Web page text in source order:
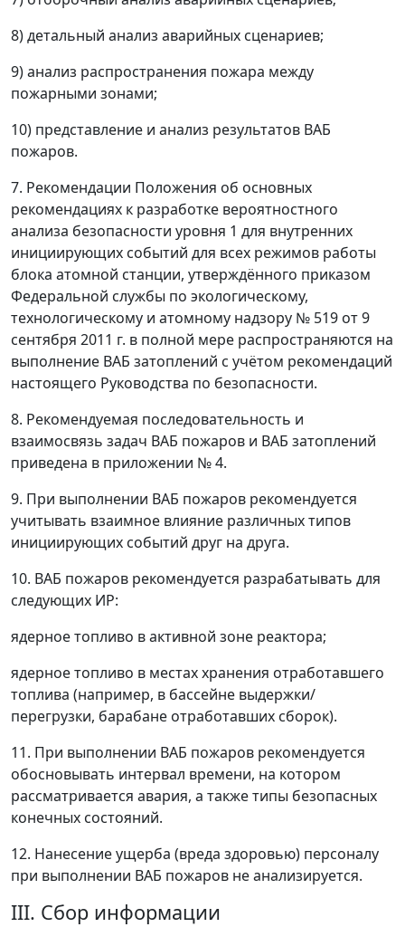
8) детальный анализ аварийных сценариев;
9) анализ распространения пожара между
пожарными зонами;
10) представление и анализ результатов ВАБ
пожаров.
7. Рекомендации Положения об основных
рекомендациях к разработке вероятностного
анализа безопасности уровня 1 для внутренних
инициирующих событий для всех режимов работы
блока атомной станции, утверждённого приказом
Федеральной службы по экологическому,
технологическому и атомному надзору № 519 от 9
сентября 2011 г. в полной мере распространяются на
выполнение ВАБ затоплений с учётом рекомендаций
настоящего Руководства по безопасности.
8. Рекомендуемая последовательность и
взаимосвязь задач ВАБ пожаров и ВАБ затоплений
приведена в приложении № 4.
9. При выполнении ВАБ пожаров рекомендуется
учитывать взаимное влияние различных типов
инициирующих событий друг на друга.
10. ВАБ пожаров рекомендуется разрабатывать для
следующих ИР:
ядерное топливо в активной зоне реактора;
ядерное топливо в местах хранения отработавшего
топлива (например, в бассейне выдержки/
перегрузки, барабане отработавших сборок).
11. При выполнении ВАБ пожаров рекомендуется
обосновывать интервал времени, на котором
рассматривается авария, а также типы безопасных
конечных состояний.
12. Нанесение ущерба (вреда здоровью) персоналу
при выполнении ВАБ пожаров не анализируется.
III. Сбор информации